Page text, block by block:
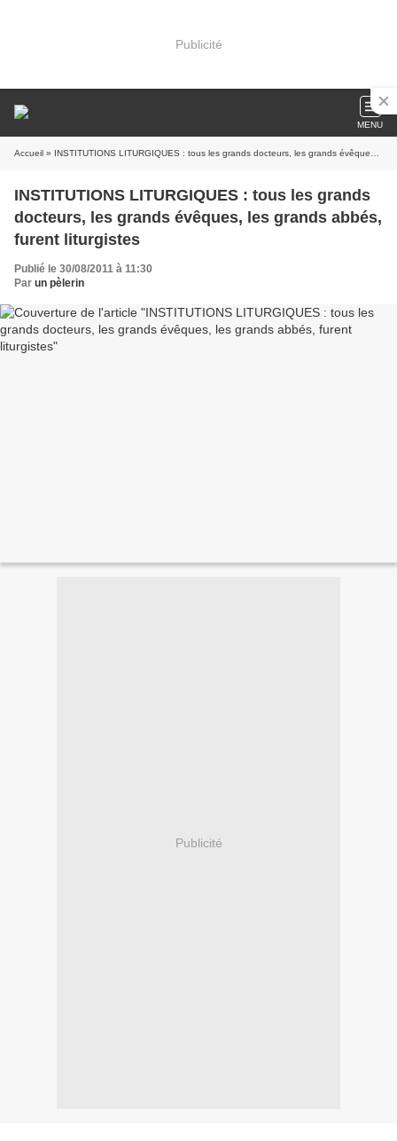
Publicité
MENU
Accueil » INSTITUTIONS LITURGIQUES : tous les grands docteurs, les grands évêques, les grands abbés, furent liturgistes
INSTITUTIONS LITURGIQUES : tous les grands
docteurs, les grands évêques, les grands abbés,
furent liturgistes
Publié le 30/08/2011 à 11:30
Par un pèlerin
Publicité